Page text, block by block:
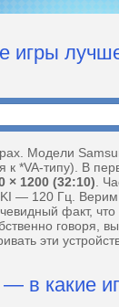
Модели
к *VA-типу). В
× 1200 (32:10) .
— 120 Гц.
факт,
говоря,
эти
в какие